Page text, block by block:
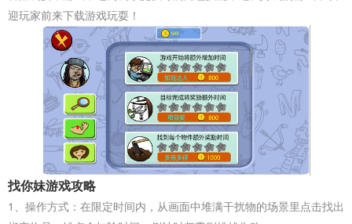
迎玩家前来下载游戏玩耍！
找你妹游戏攻略
1、操作方式‌：在限定时间内，从画面中堆满干扰物的场景里点击找出